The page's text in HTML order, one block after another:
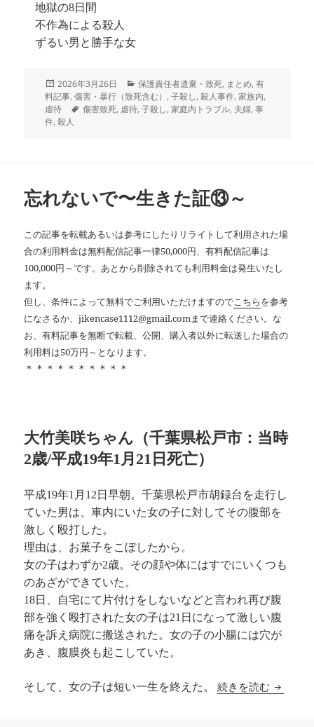
地獄の8日間
不作為による殺人
ずるい男と勝手な女
投
稿
日:
2026年3月26日
カ
テ
ゴ
保護責任者遺棄・致死, まとめ, 有
料記事, 傷害・暴行（致死含む） , 子殺し, 殺人事件, 家族内,
虐待
タ
傷害致死, 虐待, 子殺し, 家庭内トラブル, 夫婦, 事
件, 殺人
忘れないで〜生きた証⑬～
この記事を転載あるいは参考にしたりリライトして利用された場
合の利用料金は無料配信記事一律50,000円、有料配信記事は
100,000円～です。あとから削除されても利用料金は発生いたし
ます。
但し、条件によって無料でご利用いただけますのでこちらを参考
になさるか、jikencase1112@gmail.comまで連絡ください。な
お、有料記事を無断で転載、公開、購入者以外に転送した場合の
利用料は50万円～となります。
＊＊＊＊＊＊＊＊＊＊
大竹美咲ちゃん（千葉県松戸市：当時
2歳/平成19年1月21日死亡）
平成19年1月12日早朝。千葉県松戸市胡録台を走行し
ていた男は、車内にいた女の子に対してその腹部を
激しく殴打した。
理由は、お菓子をこぼしたから。
女の子はわずか2歳。その顔や体にはすでにいくつも
のあざができていた。
18日、自宅にて片付けをしないなどと言われ再び腹
部を強く殴打された女の子は21日になって激しい腹
痛を訴え病院に搬送された。女の子の小腸には穴が
あき、腹膜炎も起こしていた。
そして、女の子は短い一生を終えた。 続きを読む 忘れな